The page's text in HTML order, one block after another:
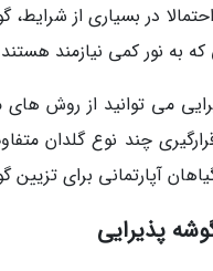
در بسیاری از
به نور کمی نیازمند هستند
می توانید از روش
چند نوع گلدان
آپارتمانی برای
پذیرایی